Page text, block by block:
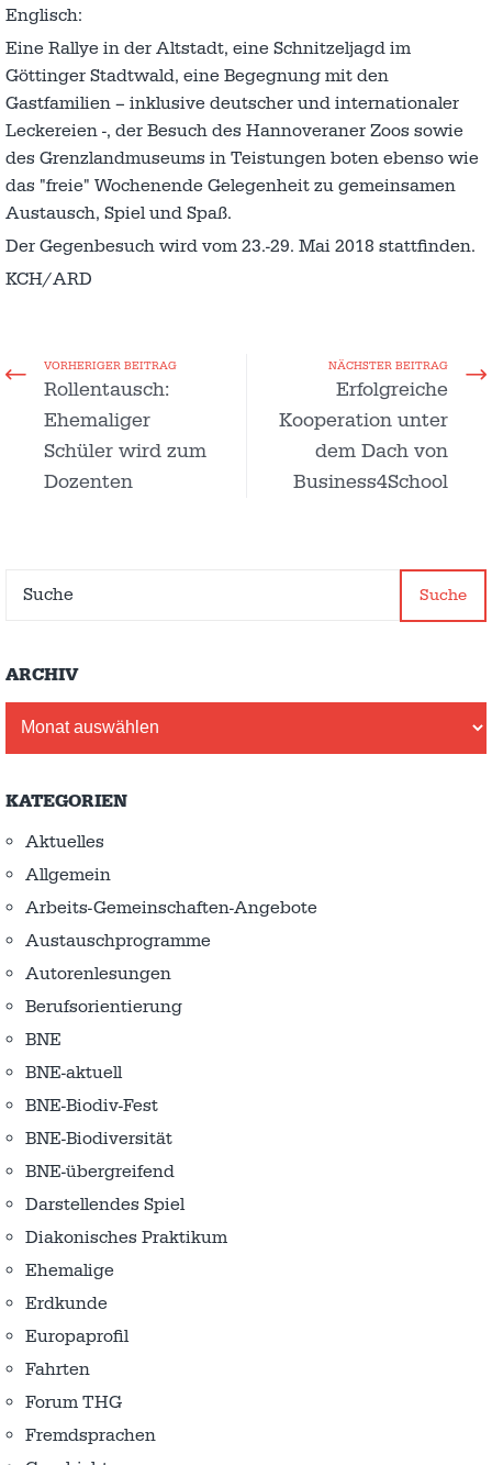
Englisch:
Eine Rallye in der Altstadt, eine Schnitzeljagd im
Göttinger Stadtwald, eine Begegnung mit den
Gastfamilien – inklusive deutscher und internationaler
Leckereien -, der Besuch des Hannoveraner Zoos sowie
des Grenzlandmuseums in Teistungen boten ebenso wie
das "freie" Wochenende Gelegenheit zu gemeinsamen
Austausch, Spiel und Spaß.
Der Gegenbesuch wird vom 23.-29. Mai 2018 stattfinden.
KCH/ARD
VORHERIGER BEITRAG
Rollentausch:
Ehemaliger
Schüler wird zum
Dozenten
NÄCHSTER BEITRAG
Erfolgreiche
Kooperation unter
dem Dach von
Business4School
Suche
ARCHIV
KATEGORIEN
Aktuelles
Allgemein
Arbeits-Gemeinschaften-Angebote
Austausch­programme
Autorenlesungen
Berufsorientierung
BNE
BNE-aktuell
BNE-Biodiv-Fest
BNE-Biodiversität
BNE-übergreifend
Darstellendes Spiel
Diakonisches Praktikum
Ehemalige
Erdkunde
Europaprofil
Fahrten
Forum THG
Fremdsprachen